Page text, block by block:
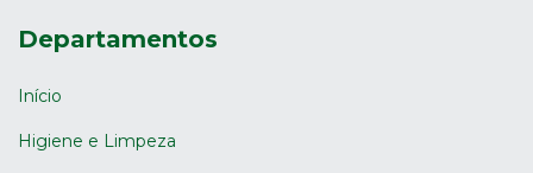
Departamentos
Início
Higiene e Limpeza